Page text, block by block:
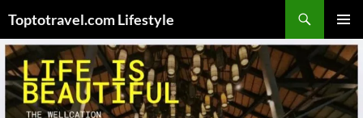
content
Toptotravel.com Lifestyle
MENU